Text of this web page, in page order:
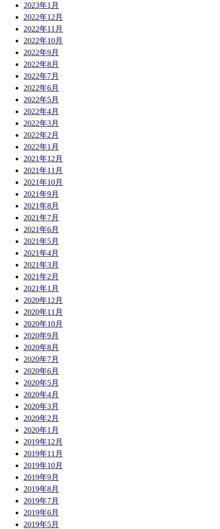
2023年1月
2022年12月
2022年11月
2022年10月
2022年9月
2022年8月
2022年7月
2022年6月
2022年5月
2022年4月
2022年3月
2022年2月
2022年1月
2021年12月
2021年11月
2021年10月
2021年9月
2021年8月
2021年7月
2021年6月
2021年5月
2021年4月
2021年3月
2021年2月
2021年1月
2020年12月
2020年11月
2020年10月
2020年9月
2020年8月
2020年7月
2020年6月
2020年5月
2020年4月
2020年3月
2020年2月
2020年1月
2019年12月
2019年11月
2019年10月
2019年9月
2019年8月
2019年7月
2019年6月
2019年5月